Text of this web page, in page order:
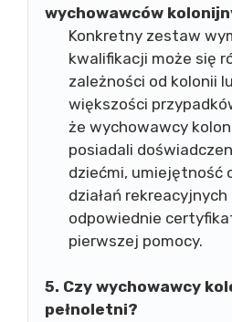
wychowawców
Konkretny zestaw
kwalifikacji może się
zależności od kolonii
większości
że wychowawcy
posiadali
dziećmi, umiejętność
działań rekreacyjnych
odpowiednie
pierwszej pomocy.
5. Czy wychowawcy
pełnoletni?